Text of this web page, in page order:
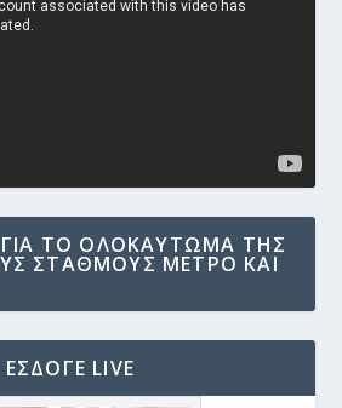
ΓΙΑ ΤΟ ΟΛΟΚΑΎΤΩΜΑ ΤΗΣ
ΣΤΑΘΜΟΎΣ ΜΕΤΡΟ ΚΑΙ
ΕΣΔΟΓΕ LIVE